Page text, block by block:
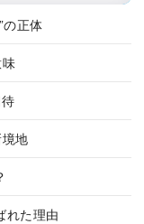
の正体
地
れた理由